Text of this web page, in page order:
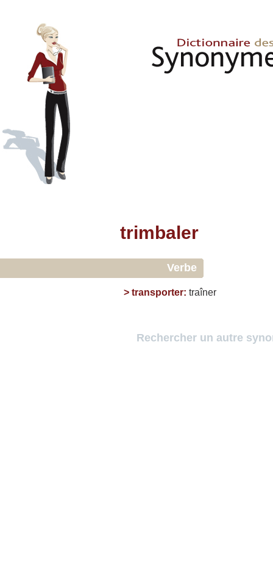
trimbaler
Verbe
> transporter: traîner
Rechercher un autre